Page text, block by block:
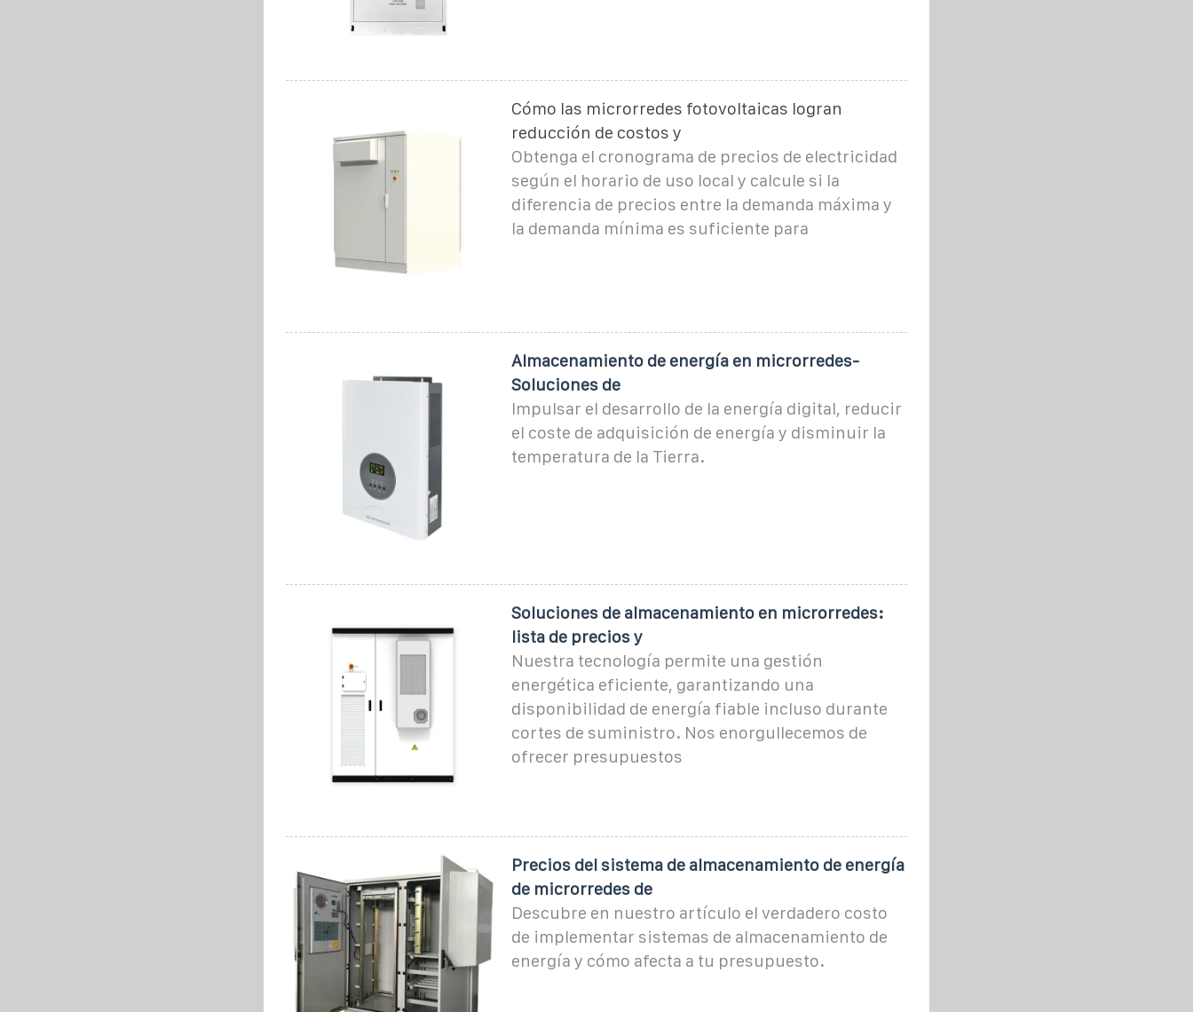
Cómo las microrredes fotovoltaicas logran
reducción de costos y
Obtenga el cronograma de precios de electricidad
según el horario de uso local y calcule si la
diferencia de precios entre la demanda máxima y
la demanda mínima es suficiente para
Almacenamiento de energía en microrredes-
Soluciones de
Impulsar el desarrollo de la energía digital, reducir
el coste de adquisición de energía y disminuir la
temperatura de la Tierra.
Soluciones de almacenamiento en microrredes:
lista de precios y
Nuestra tecnología permite una gestión
energética eficiente, garantizando una
disponibilidad de energía fiable incluso durante
cortes de suministro. Nos enorgullecemos de
ofrecer presupuestos
Precios del sistema de almacenamiento de energía
de microrredes de
Descubre en nuestro artículo el verdadero costo
de implementar sistemas de almacenamiento de
energía y cómo afecta a tu presupuesto.